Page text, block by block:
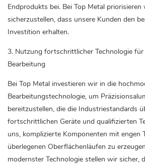
Endprodukts bei. Bei Top Metal
sicherzustellen, dass unsere Kunden den
Investition erhalten.
3. Nutzung fortschrittlicher Technologie für
Bearbeitung
Bei Top Metal investieren wir in die
Bearbeitungstechnologie, um
bereitzustellen, die die Industriestandards
fortschrittlichen Geräte und qualifizierten
uns, komplizierte Komponenten mit engen
überlegenen Oberflächenläufen zu
modernster Technologie stellen wir sicher,